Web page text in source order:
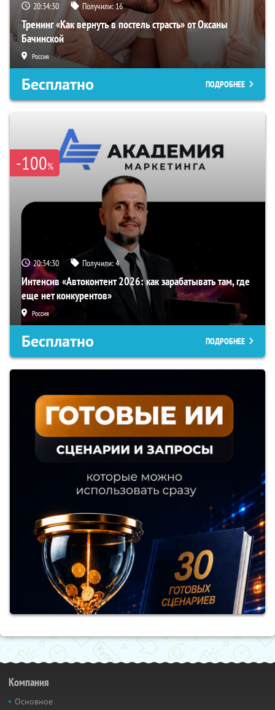
20:34:29 Получили:16
Тренинг «Как вернуть в постель страсть» от Оксаны
Бачинской
Россия
Бесплатно ПОДРОБНЕЕ
-100%
20:34:29 Получили:4
Интенсив «Автоконтент 2026: как зарабатывать там, где
еще нет конкурентов»
Россия
Бесплатно ПОДРОБНЕЕ
Компания
Основное